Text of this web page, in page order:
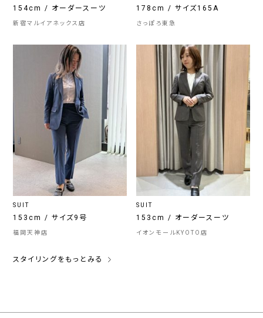
154cm / オーダースーツ
新宿マルイアネックス店
178cm / サイズ165A
さっぽろ東急
SUIT
153cm / サイズ9号
福岡天神店
SUIT
153cm / オーダースーツ
イオンモールKYOTO店
スタイリングをもっとみる